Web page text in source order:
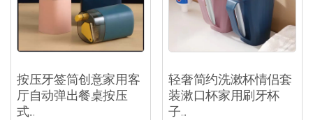
按压牙签筒创意家用客
厅自动弹出餐桌按压
式...
轻奢简约洗漱杯情侣套
装漱口杯家用刷牙杯
子...